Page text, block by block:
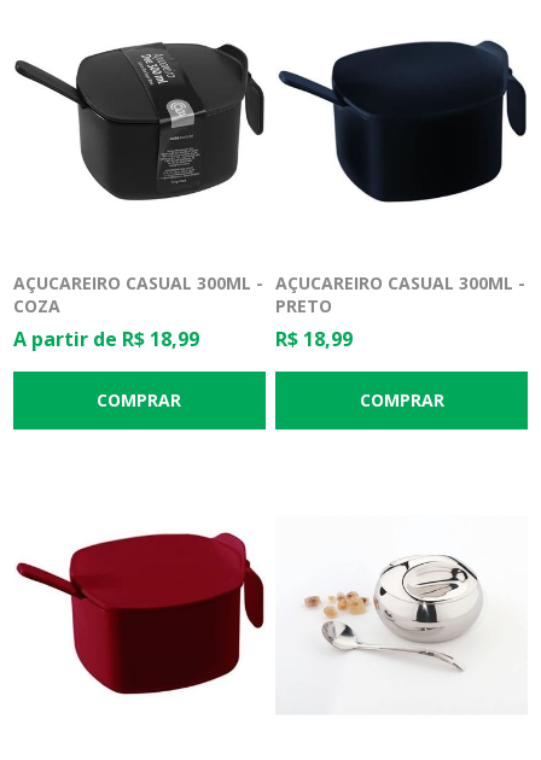
AÇUCAREIRO CASUAL 300ML -
COZA
A partir de R$ 18,99
AÇUCAREIRO CASUAL 300ML -
PRETO
R$ 18,99